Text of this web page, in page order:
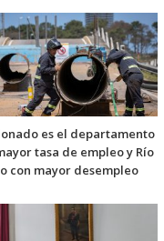
es el departamento
tasa de empleo y Río
con mayor desempleo